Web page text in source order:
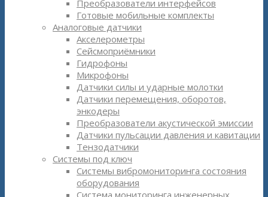
Преобразователи интерфейсов
Готовые мобильные комплекты
Аналоговые датчики
Акселерометры
Сейсмоприёмники
Гидрофоны
Микрофоны
Датчики силы и ударные молотки
Датчики перемещения, оборотов,
энкодеры
Преобразователи акустической эмиссии
Датчики пульсации давления и кавитации
Тензодатчики
Системы под ключ
Системы вибромониторинга состояния
оборудования
Система мониторинга инженерных